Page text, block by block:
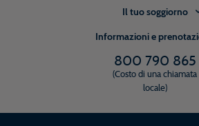
Il tuo soggiorno
Informazioni e
800 790 865
(Costo di una chiamata
locale)